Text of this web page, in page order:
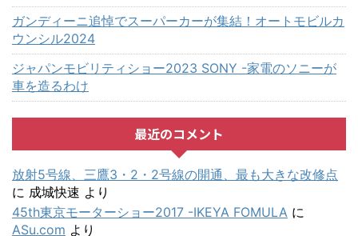
ガンディーニ追悼でスーパーカーが集結！オートモビルカ
ウンシル2024
ジャパンモビリティショー2023 SONY -家電のソニーが
車を造るわけ
最近のコメント
放射5号線、三鷹3・2・2号線の開通、最も大きな改修点
に 成城快速 より
45th東京モーターショー2017 -IKEYA FOMULA に
ASu.com より